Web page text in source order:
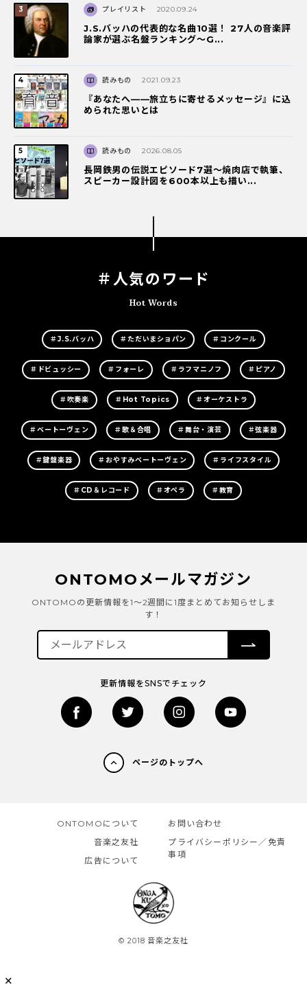
プレイリスト 2020.09.24
J.S.バッハの代表的な名曲10選！ 27人の音楽評
論家が選ぶ名盤ランキング〜G...
読みもの 2021.09.23
『あなたへ――旅立ちに寄せるメッセージ』に込
められた思いとは
読みもの 2026.08.05
長岡鉄男の伝説エピソード7選〜焼肉店で執筆、
スピーカー設計図を600本以上も描い...
＃人気のワード
Hot Words
＃J.S.バッハ ＃ただいまショパン ＃コンクール
＃ドビュッシー ＃フォーレ ＃ラフマニノフ ＃ピアノ
＃吹奏楽 ＃Hot Topics ＃オーケストラ
＃ベートーヴェン ＃歌＆合唱 ＃舞台・演芸 ＃弦楽器
＃鍵盤楽器 ＃おやすみベートーヴェン ＃ライフスタイル
＃CD＆レコード ＃オペラ ＃教育
ONTOMOメールマガジン
ONTOMOの更新情報を1～2週間に1度まとめてお知らせしま
す！
更新情報をSNSでチェック
ページのトップへ
✕
ONTOMOについて
音楽之友社
広告について
お問い合わせ
プライバシーポリシー／免責
事項
© 2018 音楽之友社